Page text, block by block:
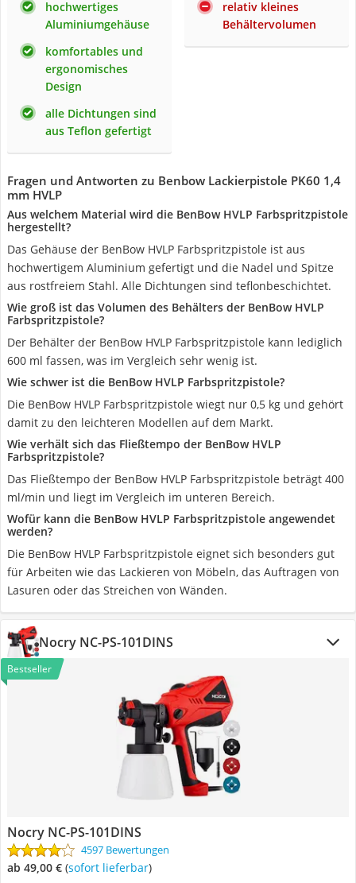
hochwertiges
Aluminiumgehäuse
komfortables und
ergonomisches
Design
alle Dichtungen sind
aus Teflon gefertigt
relativ kleines
Behältervolumen
Fragen und Antworten zu Benbow Lackierpistole PK60 1,4
mm HVLP
Aus welchem Material wird die BenBow HVLP Farbspritzpistole
hergestellt?
Das Gehäuse der BenBow HVLP Farbspritzpistole ist aus
hochwertigem Aluminium gefertigt und die Nadel und Spitze
aus rostfreiem Stahl. Alle Dichtungen sind teflonbeschichtet.
Wie groß ist das Volumen des Behälters der BenBow HVLP
Farbspritzpistole?
Der Behälter der BenBow HVLP Farbspritzpistole kann lediglich
600 ml fassen, was im Vergleich sehr wenig ist.
Wie schwer ist die BenBow HVLP Farbspritzpistole?
Die BenBow HVLP Farbspritzpistole wiegt nur 0,5 kg und gehört
damit zu den leichteren Modellen auf dem Markt.
Wie verhält sich das Fließtempo der BenBow HVLP
Farbspritzpistole?
Das Fließtempo der BenBow HVLP Farbspritzpistole beträgt 400
ml/min und liegt im Vergleich im unteren Bereich.
Wofür kann die BenBow HVLP Farbspritzpistole angewendet
werden?
Die BenBow HVLP Farbspritzpistole eignet sich besonders gut
für Arbeiten wie das Lackieren von Möbeln, das Auftragen von
Lasuren oder das Streichen von Wänden.
Nocry NC-PS-101DINS
Bestseller
Nocry NC-PS-101DINS
4597 Bewertungen
ab 49,00 € ( Sofort lieferbar)